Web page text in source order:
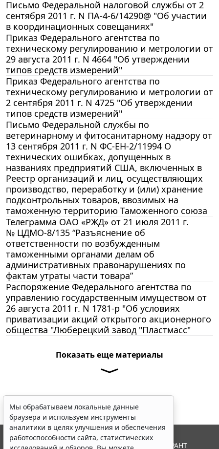
Письмо Федеральной налоговой службы от 2
сентября 2011 г. N ПА-4-6/14290@ "Об участии
в координационных совещаниях"
Приказ Федерального агентства по
техническому регулированию и метрологии от
29 августа 2011 г. N 4664 "Об утверждении
типов средств измерений"
Приказ Федерального агентства по
техническому регулированию и метрологии от
2 сентября 2011 г. N 4725 "Об утверждении
типов средств измерений"
Письмо Федеральной службы по
ветеринарному и фитосанитарному надзору от
13 сентября 2011 г. N ФС-ЕН-2/11994 О
технических ошибках, допущенных в
названиях предприятий США, включенных в
Реестр организаций и лиц, осуществляющих
производство, переработку и (или) хранение
подконтрольных товаров, ввозимых на
таможенную территорию Таможенного союза
Телеграмма ОАО «РЖД» от 21 июля 2011 г.
№ ЦДМО-8/135 “Разъяснение об
ответственности по возбужденным
таможенными органами делам об
административных правонарушениях по
фактам утраты части товара”
Распоряжение Федерального агентства по
управлению государственным имуществом от
26 августа 2011 г. N 1781-р "Об условиях
приватизации акций открытого акционерного
общества "Люберецкий завод "Пластмасс"
Показать еще материалы
Мы обрабатываем локальные данные
браузера и используем инструменты
аналитики в целях улучшения и обеспечения
работоспособности сайта, статистических
© ООО "НПП "ГАРАНТ-СЕРВИС", 2026. Система ГАРАНТ